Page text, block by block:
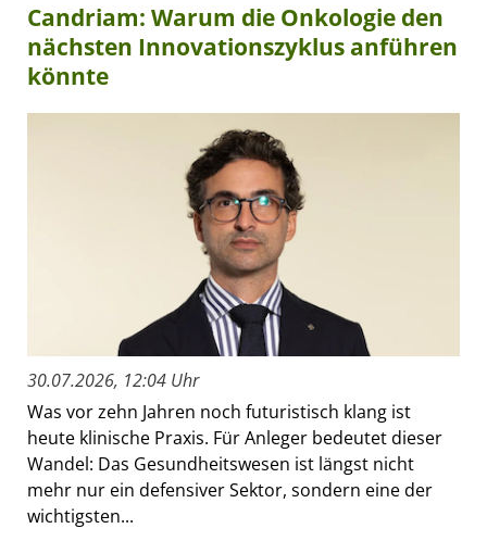
Candriam: Warum die Onkologie den
nächsten Innovationszyklus anführen
könnte
30.07.2026, 12:04 Uhr
Was vor zehn Jahren noch futuristisch klang ist
heute klinische Praxis. Für Anleger bedeutet dieser
Wandel: Das Gesundheitswesen ist längst nicht
mehr nur ein defensiver Sektor, sondern eine der
wichtigsten...